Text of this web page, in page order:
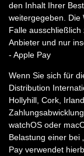
den Inhalt Ihrer
weitergegeben. Die
Falle
Anbieter und nur
- Apple Pay
Wenn Sie sich für
Distribution
Hollyhill, Cork,
watchOS oder
Belastung einer bei
Pay verwendet